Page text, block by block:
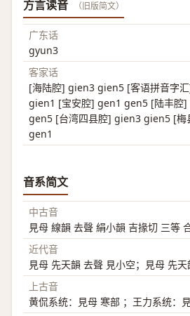
方言读音 （旧版简文）
广东话
gyun3
客家话
[海陆腔] gien3 gien5 [客语拼音字
gien1 [宝安腔] gen1 gen5 [陆丰腔
gen5 [台湾四县腔] gien3 gien5 [梅
gen1
音系简文
中古音
見母 線韻 去聲 絹小韻 吉掾切 三等 合
近代音
見母 先天韻 去聲 見小空；見母 先天
上古音
黄侃系统：見母 寒部 ；王力系统：見